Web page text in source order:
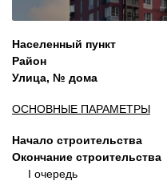
Населенный пункт
Район
Улица, № дома
ОСНОВНЫЕ ПАРАМЕТРЫ
Начало строительства
Окончание строительства
I очередь